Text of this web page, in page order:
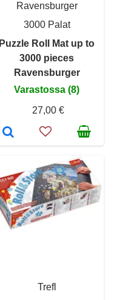
Ravensburger
3000 Palat
Puzzle Roll Mat up to
3000 pieces
Ravensburger
Varastossa (8)
27,00 €
Trefl